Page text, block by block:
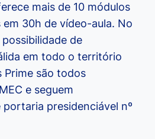
mais de 10 módulos
30h de vídeo-aula. No
de
em todo o território
Prime são todos
e seguem
presidenciável nº